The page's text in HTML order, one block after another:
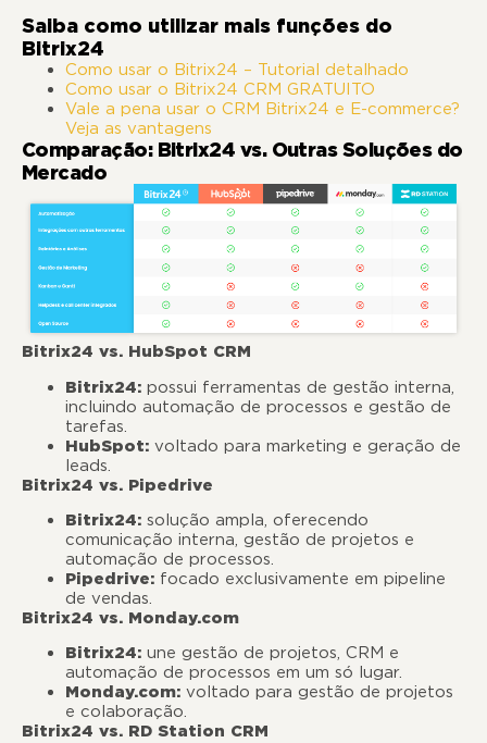
Saiba como utilizar mais funções do
Bitrix24
Como usar o Bitrix24 – Tutorial detalhado
Como usar o Bitrix24 CRM GRATUITO
Vale a pena usar o CRM Bitrix24 e E-commerce?
Veja as vantagens
Comparação: Bitrix24 vs. Outras Soluções do
Mercado
Bitrix24 vs. HubSpot CRM
Bitrix24: possui ferramentas de gestão interna,
incluindo automação de processos e gestão de
tarefas.
HubSpot: voltado para marketing e geração de
leads.
Bitrix24 vs. Pipedrive
Bitrix24: solução ampla, oferecendo
comunicação interna, gestão de projetos e
automação de processos.
Pipedrive: focado exclusivamente em pipeline
de vendas.
Bitrix24 vs. Monday.com
Bitrix24: une gestão de projetos, CRM e
automação de processos em um só lugar.
Monday.com: voltado para gestão de projetos
e colaboração.
Bitrix24 vs. RD Station CRM